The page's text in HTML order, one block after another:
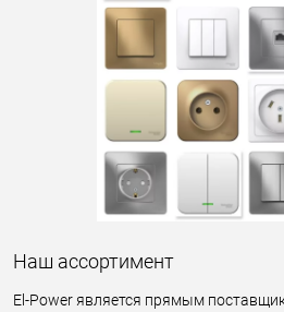
Наш ассортимент
El-Power является прямым